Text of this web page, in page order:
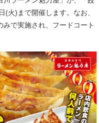
火)まで開催します。なお、
で実施され、フードコート